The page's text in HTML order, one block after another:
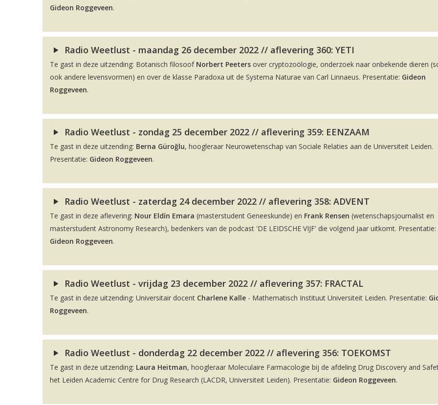
Gideon Roggeveen.
Radio Weetlust - maandag 26 december 2022 // aflevering 360: YETI
Te gast in deze uitzending: Botanisch filosoof Norbert Peeters over cryptozoölogie, onderzoek naar onbekende dieren
ook andere levensvormen) en over de klasse Paradoxa uit de Systema Naturae van Carl Linnaeus. Presentatie: Gideon
Roggeveen.
Radio Weetlust - zondag 25 december 2022 // aflevering 359: EENZAAM
Te gast in deze uitzending: Berna Güroğlu, hoogleraar Neurowetenschap van Sociale Relaties aan de Universiteit Leiden.
Presentatie: Gideon Roggeveen.
Radio Weetlust - zaterdag 24 december 2022 // aflevering 358: ADVENT
Te gast in deze aflevering: Nour Eldín Emara (masterstudent Geneeskunde) en Frank Rensen (wetenschapsjournalist en
masterstudent Astronomy Research), bedenkers van de podcast 'DE LEIDSCHE VIJF' die volgend jaar uitkomt. Presentatie:
Gideon Roggeveen.
Radio Weetlust - vrijdag 23 december 2022 // aflevering 357: FRACTAL
Te gast in deze uitzending: Universitair docent Charlene Kalle - Mathematisch Instituut Universiteit Leiden. Presentatie:
Roggeveen.
Radio Weetlust - donderdag 22 december 2022 // aflevering 356: TOEKOMST
Te gast in deze uitzending: Laura Heitman, hoogleraar Moleculaire Farmacologie bij de afdeling Drug Discovery and
het Leiden Academic Centre for Drug Research (LACDR, Universiteit Leiden). Presentatie: Gideon Roggeveen.